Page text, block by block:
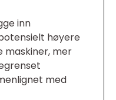
inn
høyere
maskiner, mer
med